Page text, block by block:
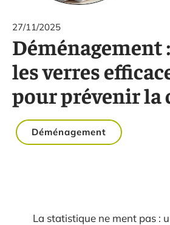
27/11/2025
Déménagement
les verres
pour prévenir la
Déménagement
La statistique ne ment pas :